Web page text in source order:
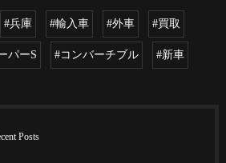
#兵庫 #輸入車 #外車 #買取
パーS #コンバーチブル #新車
Posts